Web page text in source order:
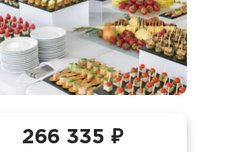
266 335 ₽